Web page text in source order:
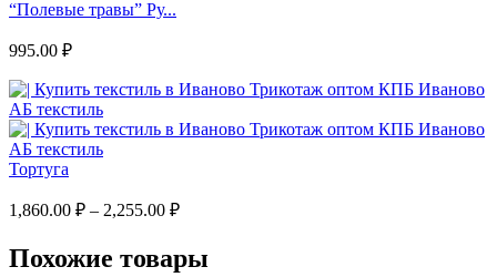
“Полевые травы” Ру...
995.00 ₽
Тортуга
1,860.00 ₽ – 2,255.00 ₽
Похожие товары